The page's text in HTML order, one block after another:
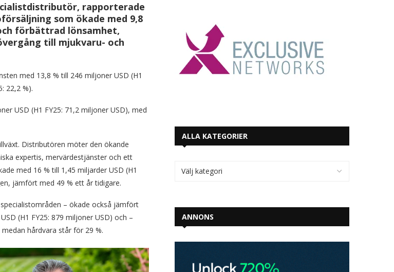
rapporterade
som ökade med 9,8
förbättrad lönsamhet,
till mjukvaru- och
med 13,8 % till 246 miljoner USD (H1
22,2 %).
USD (H1 FY25: 71,2 miljoner USD), med
Distributören möter den ökande
expertis, mervärdestjänster och ett
med 16 % till 1,45 miljarder USD (H1
jämfört med 49 % ett år tidigare.
– ökade också jämfört
(H1 FY25: 879 miljoner USD) och –
hårdvara står för 29 %.
ALLA KATEGORIER
ANNONS